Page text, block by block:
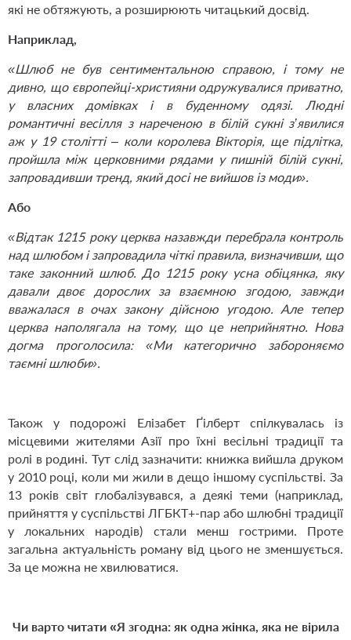
які не обтяжують, а розширюють читацький досвід.
Наприклад,
«Шлюб не був сентиментальною справою, і тому не
дивно, що європейці-християни одружувалися приватно,
у власних домівках і в буденному одязі. Людні
романтичні весілля з нареченою в білій сукні з’явилися
аж у 19 столітті – коли королева Вікторія, ще підлітка,
пройшла між церковними рядами у пишній білій сукні,
запровадивши тренд, який досі не вийшов із моди».
Або
«Відтак 1215 року церква назавжди перебрала контроль
над шлюбом і запровадила чіткі правила, визначивши, що
таке законний шлюб. До 1215 року усна обіцянка, яку
давали двоє дорослих за взаємною згодою, завжди
вважалася в очах закону дійсною угодою. Але тепер
церква наполягала на тому, що це неприйнятно. Нова
догма проголосила: «Ми категорично забороняємо
таємні шлюби».
Також у подорожі Елізабет Ґілберт спілкувалась із
місцевими жителями Азії про їхні весільні традиції та
ролі в родині. Тут слід зазначити: книжка вийшла друком
у 2010 році, коли ми жили в дещо іншому суспільстві. За
13 років світ глобалізувався, а деякі теми (наприклад,
прийняття у суспільстві ЛГБКТ+-пар або шлюбні традиції
у локальних народів) стали менш гострими. Проте
загальна актуальність роману від цього не зменшується.
За це можна не хвилюватися.
Чи варто читати «Я згодна: як одна жінка, яка не вірила